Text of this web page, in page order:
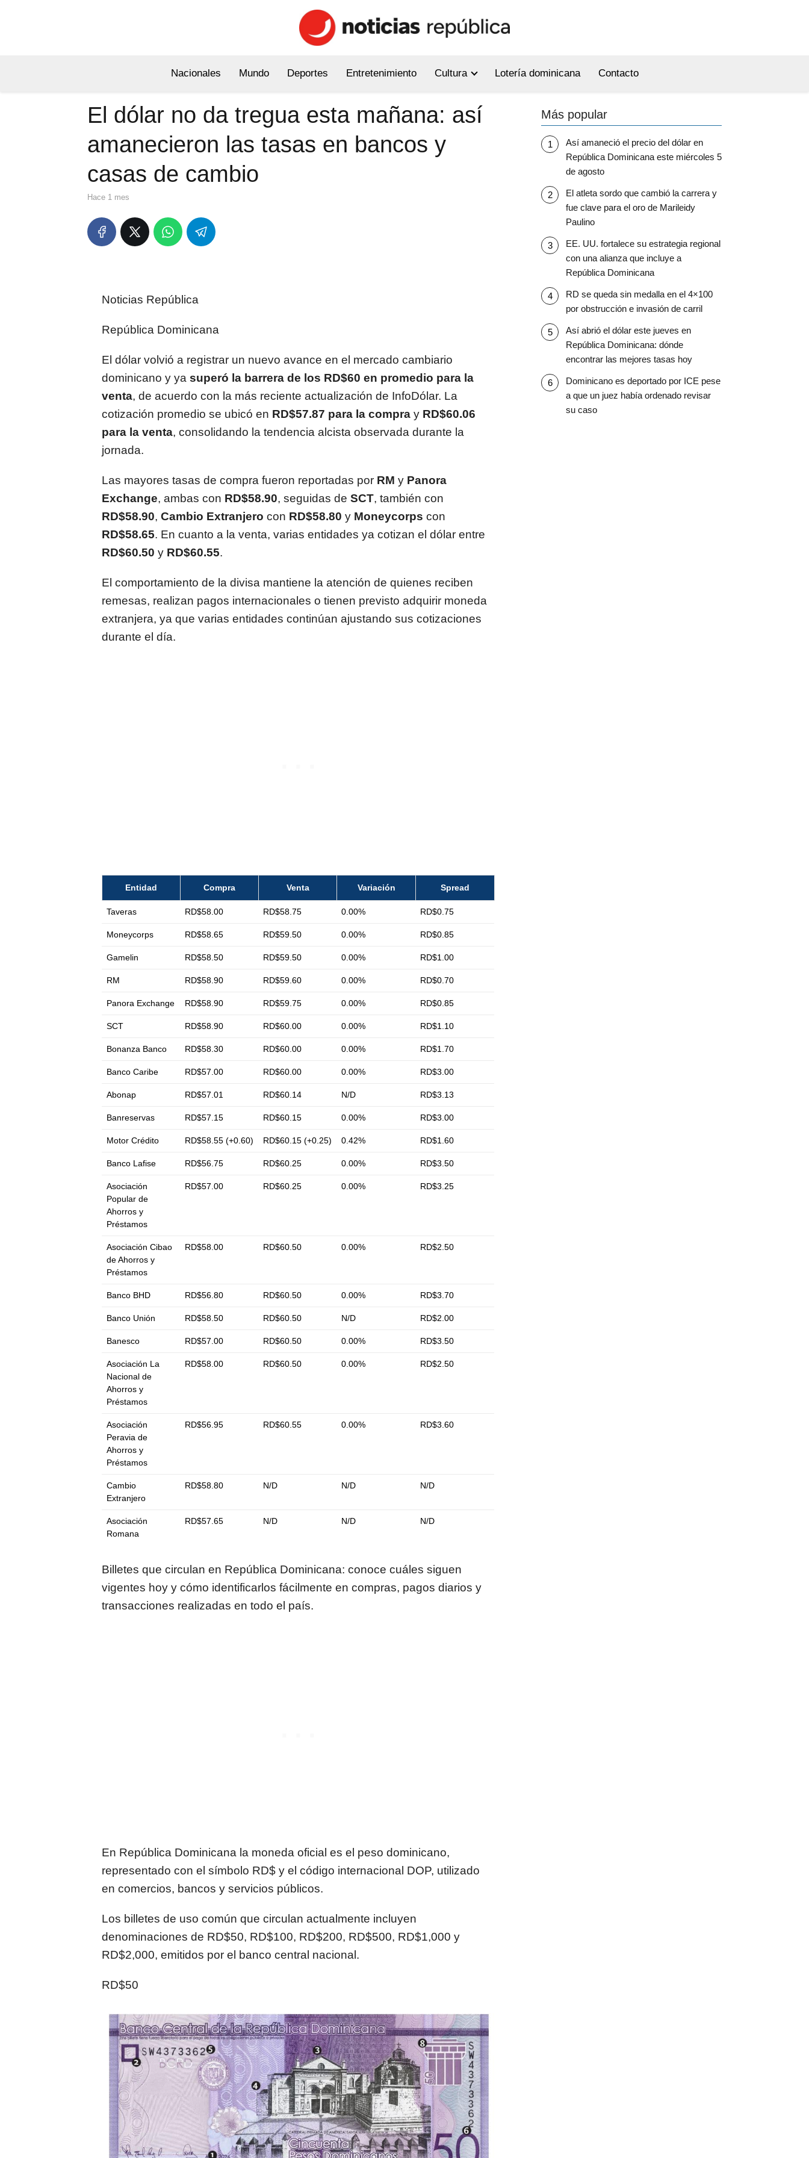
Nacionales Mundo Deportes Entretenimiento Cultura Lotería dominicana Contacto
El dólar no da tregua esta mañana: así
amanecieron las tasas en bancos y
casas de cambio
hace 1 mes
Noticias República
República Dominicana
El dólar volvió a registrar un nuevo avance en el mercado cambiario
dominicano y ya superó la barrera de los RD$60 en promedio para la
venta, de acuerdo con la más reciente actualización de InfoDólar. La
cotización promedio se ubicó en RD$57.87 para la compra y RD$60.06
para la venta, consolidando la tendencia alcista observada durante la
jornada.
Las mayores tasas de compra fueron reportadas por RM y Panora
Exchange, ambas con RD$58.90, seguidas de SCT, también con
RD$58.90, Cambio Extranjero con RD$58.80 y Moneycorps con
RD$58.65. En cuanto a la venta, varias entidades ya cotizan el dólar entre
RD$60.50 y RD$60.55.
El comportamiento de la divisa mantiene la atención de quienes reciben
remesas, realizan pagos internacionales o tienen previsto adquirir moneda
extranjera, ya que varias entidades continúan ajustando sus cotizaciones
durante el día.
Entidad Compra Venta Variación Spread
Taveras RD$58.00 RD$58.75 0.00% RD$0.75
Moneycorps RD$58.65 RD$59.50 0.00% RD$0.85
Gamelin RD$58.50 RD$59.50 0.00% RD$1.00
RM RD$58.90 RD$59.60 0.00% RD$0.70
Panora Exchange RD$58.90 RD$59.75 0.00% RD$0.85
SCT RD$58.90 RD$60.00 0.00% RD$1.10
Bonanza Banco RD$58.30 RD$60.00 0.00% RD$1.70
Banco Caribe RD$57.00 RD$60.00 0.00% RD$3.00
Abonap RD$57.01 RD$60.14 N/D RD$3.13
Banreservas RD$57.15 RD$60.15 0.00% RD$3.00
Motor Crédito RD$58.55 (+0.60) RD$60.15 (+0.25) 0.42% RD$1.60
Banco Lafise RD$56.75 RD$60.25 0.00% RD$3.50
Asociación
Popular de
Ahorros y
Préstamos
RD$57.00 RD$60.25 0.00% RD$3.25
Asociación Cibao
de Ahorros y
Préstamos
RD$58.00 RD$60.50 0.00% RD$2.50
Banco BHD RD$56.80 RD$60.50 0.00% RD$3.70
Banco Unión RD$58.50 RD$60.50 N/D RD$2.00
Banesco RD$57.00 RD$60.50 0.00% RD$3.50
Asociación La
Nacional de
Ahorros y
Préstamos
RD$58.00 RD$60.50 0.00% RD$2.50
Asociación
Peravia de
Ahorros y
Préstamos
RD$56.95 RD$60.55 0.00% RD$3.60
Cambio
Extranjero
RD$58.80 N/D N/D N/D
Asociación
Romana
RD$57.65 N/D N/D N/D
Billetes que circulan en República Dominicana: conoce cuáles siguen
vigentes hoy y cómo identificarlos fácilmente en compras, pagos diarios y
transacciones realizadas en todo el país.
En República Dominicana la moneda oficial es el peso dominicano,
representado con el símbolo RD$ y el código internacional DOP, utilizado
en comercios, bancos y servicios públicos.
Los billetes de uso común que circulan actualmente incluyen
denominaciones de RD$50, RD$100, RD$200, RD$500, RD$1,000 y
RD$2,000, emitidos por el banco central nacional.
RD$50
Más popular
Así amaneció el precio del dólar en
República Dominicana este miércoles 5
de agosto
El atleta sordo que cambió la carrera y
fue clave para el oro de Marileidy
Paulino
EE. UU. fortalece su estrategia regional
con una alianza que incluye a
República Dominicana
RD se queda sin medalla en el 4×100
por obstrucción e invasión de carril
Así abrió el dólar este jueves en
República Dominicana: dónde
encontrar las mejores tasas hoy
Dominicano es deportado por ICE pese
a que un juez había ordenado revisar
su caso